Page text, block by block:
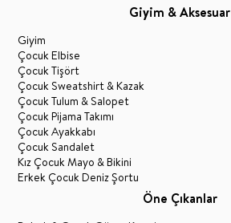
Giyim & Aksesuar
Giyim
Çocuk Elbise
Çocuk Tişört
Çocuk Sweatshirt & Kazak
Çocuk Tulum & Salopet
Çocuk Pijama Takımı
Çocuk Ayakkabı
Çocuk Sandalet
Kız Çocuk Mayo & Bikini
Erkek Çocuk Deniz Şortu
Öne Çıkanlar